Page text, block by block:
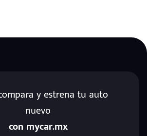
y estrena tu auto
nuevo
con mycar.mx